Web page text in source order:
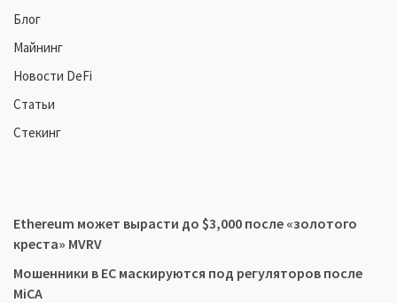
Блог
Майнинг
Новости DeFi
Статьи
Стекинг
Ethereum может вырасти до $3,000 после «золотого
креста» MVRV
Мошенники в ЕС маскируются под регуляторов после
MiCA